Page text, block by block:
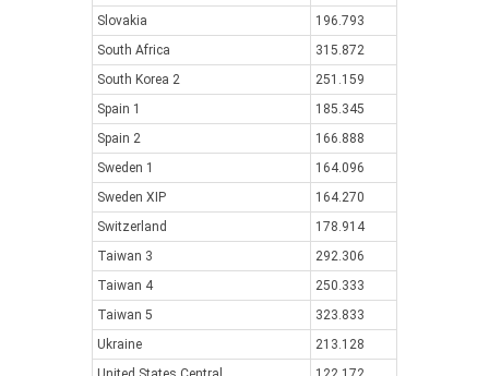
Slovakia
196.793
South Africa
315.872
South Korea 2
251.159
Spain 1
185.345
Spain 2
166.888
Sweden 1
164.096
Sweden XIP
164.270
Switzerland
178.914
Taiwan 3
292.306
Taiwan 4
250.333
Taiwan 5
323.833
Ukraine
213.128